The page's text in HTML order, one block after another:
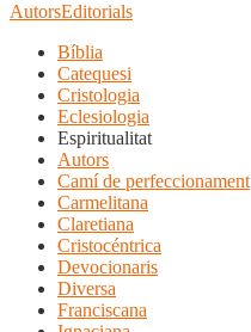
AutorsEditorials
Bíblia
Catequesi
Cristologia
Eclesiologia
Espiritualitat
Autors
Camí de perfeccionament
Carmelitana
Claretiana
Cristocéntrica
Devocionaris
Diversa
Franciscana